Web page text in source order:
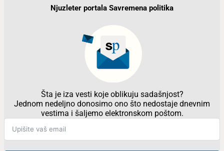
Njuzleter portala Savremena politika
Šta je iza vesti koje oblikuju sadašnjost?
Jednom nedeljno donosimo ono što nedostaje dnevnim
vestima i šaljemo elektronskom poštom.